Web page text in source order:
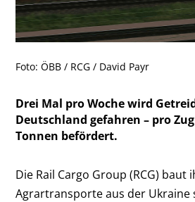
Foto: ÖBB / RCG / David Payr
Drei Mal pro Woche wird
Deutschland gefahren – pro
Tonnen befördert.
Die Rail Cargo Group (RCG) baut
Agrartransporte aus der Ukraine